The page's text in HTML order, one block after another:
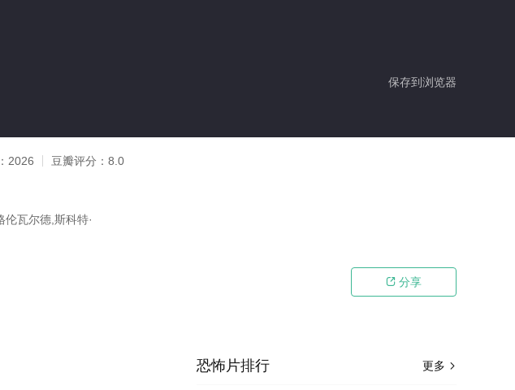
保存到浏览器
2026 豆瓣评分： 8.0
伦瓦尔德,斯科特·
 分享
更多 
恐怖片排行